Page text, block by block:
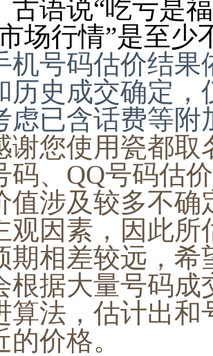
古语说“吃亏是
场行情”是至少
码估价结果
历史成交确定，
虑已含话费等附
使用瓷都取
码、QQ号码估
值涉及较多不确
观因素，因此所
期相差较远，希
根据大量号码成
算法，估计出和
的价格。